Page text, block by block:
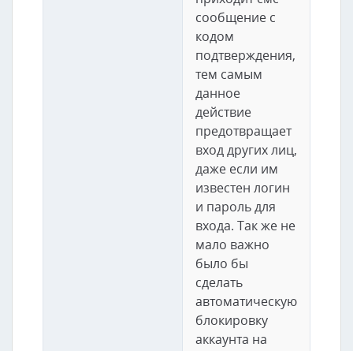
сообщение с
кодом
подтверждения,
тем самым
данное
действие
предотвращает
вход других лиц,
даже если им
известен логин
и пароль для
входа. Так же не
мало важно
было бы
сделать
автоматическую
блокировку
аккаунта на